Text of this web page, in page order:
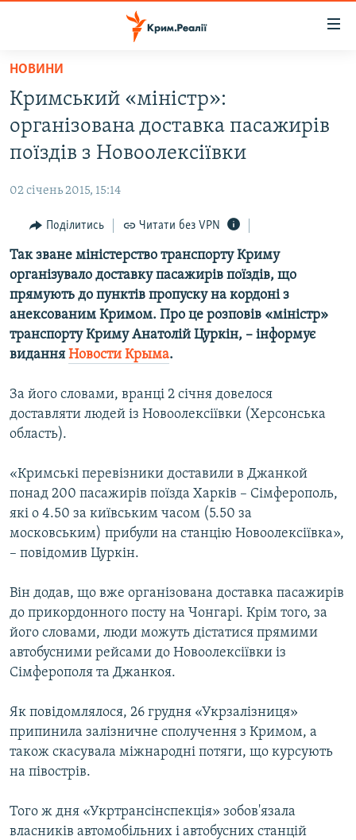
Перейти
основного
матеріалу
Перейти
до
основної
Перейти
пошуку
ВОДА.КРИМ
ВІДЕО ТА ФОТО
БЛОГИ
ПОГЛЯД
ІНТЕРВ'Ю
ВСЕ ЗА ДЕНЬ
СПЕЦПРОЕКТИ
ДЕПОРТАЦІЯ
СВІДЧЕННЯ ОКУПАЦІЇ
УКРАЇНСЬКА ПРОБЛЕМА КРИМУ
ЯК ОБІЙТИ БЛОКУВАННЯ
Qırımtatar
Усі сайти RFE/RL
НОВИНИ
Кримський «міністр»:
організована доставка пасажирів
поїздів з Новоолексіївки
02 січень 2015, 15:14
Поділитись Читати без VPN
Так зване міністерство транспорту Криму
організувало доставку пасажирів поїздів, що
прямують до пунктів пропуску на кордоні з
анексованим Кримом. Про це розповів «міністр»
транспорту Криму Анатолій Цуркін, – інформує
видання Новости Крыма.
За його словами, вранці 2 січня довелося
доставляти людей із Новоолексіївки (Херсонська
область).
«Кримські перевізники доставили в Джанкой
понад 200 пасажирів поїзда Харків – Сімферополь,
які о 4.50 за київським часом (5.50 за
московським) прибули на станцію Новоолексіївка»,
– повідомив Цуркін.
Він додав, що вже організована доставка пасажирів
до прикордонного посту на Чонгарі. Крім того, за
його словами, люди можуть дістатися прямими
автобусними рейсами до Новоолексіївки із
Сімферополя та Джанкоя.
Як повідомлялося, 26 грудня «Укрзалізниця»
припинила залізничне сполучення з Кримом, а
також скасувала міжнародні потяги, що курсують
на півострів.
Того ж дня «Укртрансінспекція» зобов'язала
власників автомобільних і автобусних станцій